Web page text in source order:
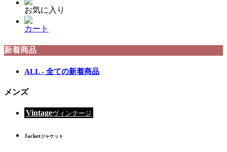
お気に入り
カート
新着商品
ALL - 全ての新着商品
メンズ
Vintageヴィンテージ
Jacketジャケット